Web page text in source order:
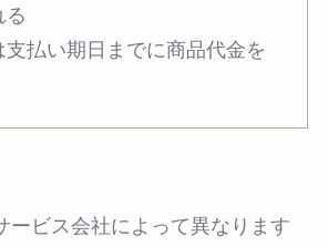
る
支払い期日までに商品代金を
ービス会社によって異なります